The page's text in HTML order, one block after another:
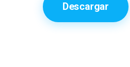
Descargar